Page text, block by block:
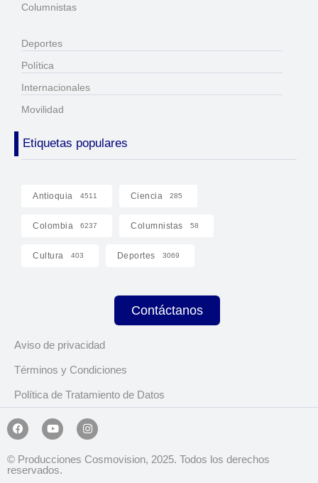
Columnistas
Deportes
Política
Internacionales
Movilidad
Etiquetas populares
Antioquia 4511 Ciencia 285
Colombia 6237 Columnistas 58
Cultura 403 Deportes 3069
Contáctanos
Aviso de privacidad
Términos y Condiciones
Política de Tratamiento de Datos
© Producciones Cosmovision, 2025. Todos los derechos
reservados.